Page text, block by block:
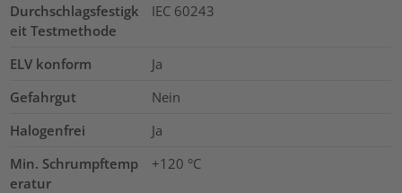
Durchschlagsfestigk
eit Testmethode
IEC 60243
ELV konform
Ja
Gefahrgut
Nein
Halogenfrei
Ja
Min. Schrumpftemp
eratur
+120 °C